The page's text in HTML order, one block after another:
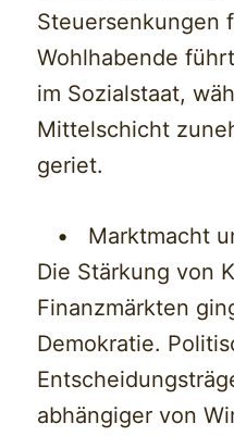
Steuersenkungen
Wohlhabende
im Sozialstaat,
Mittelschicht
geriet.
• Marktmacht
Die Stärkung von
Finanzmärkten
Demokratie.
abhängiger von